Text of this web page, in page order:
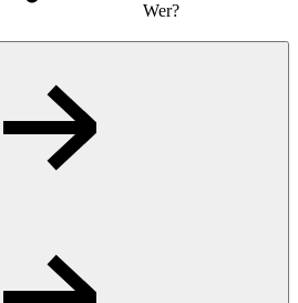
Wer?